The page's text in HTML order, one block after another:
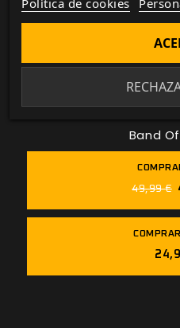
Band
49,99 €
Política de cookies